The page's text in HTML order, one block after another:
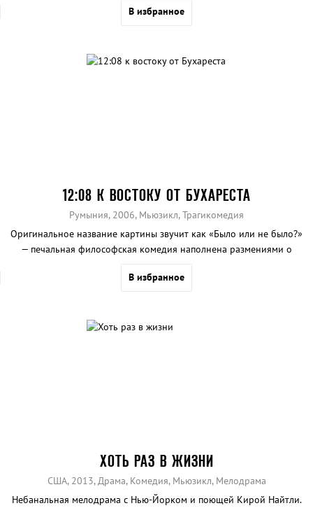
В избранное
12:08 К ВОСТОКУ ОТ БУХАРЕСТА
Румыния, 2006, Мьюзикл, Трагикомедия
Оригинальное название картины звучит как «Было или не было?»
— печальная философская комедия наполнена размениями о
В избранное
ХОТЬ РАЗ В ЖИЗНИ
США, 2013, Драма, Комедия, Мьюзикл, Мелодрама
Небанальная мелодрама с Нью-Йорком и поющей Кирой Найтли.